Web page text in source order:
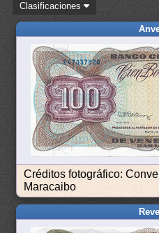
Clasificaciones
Créditos fotográfico:
Maracaibo